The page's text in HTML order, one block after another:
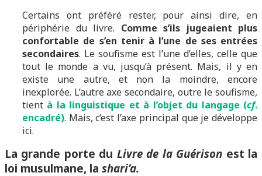
Certains ont préféré rester, pour ainsi dire, en
périphérie du livre. Comme s’ils jugeaient plus
confortable de s’en tenir à l’une de ses entrées
secondaires. Le soufisme est l’une d’elles, celle que
tout le monde a vu, jusqu’à présent. Mais, il y en
existe une autre, et non la moindre, encore
inexplorée. L’autre axe secondaire, outre le soufisme,
tient à la linguistique et à l’objet du langage (cf.
encadré). Mais, c’est l’axe principal que je développe
ici.
La grande porte du Livre de la Guérison est la
loi musulmane, la shari’a.